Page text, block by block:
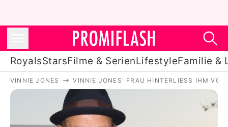
RoyalsStarsFilme & SerienLifestyleFamilie &
Royals
Stars
VINNIE JONES VINNIE JONES' FRAU HINTERLIESS IHM VOR